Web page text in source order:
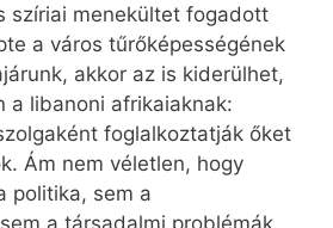
szíriai menekültet fogadott
a város tűrőképességének
akkor az is kiderülhet,
a libanoni afrikaiaknak:
foglalkoztatják őket
Ám nem véletlen, hogy
politika, sem a
a társadalmi problémák